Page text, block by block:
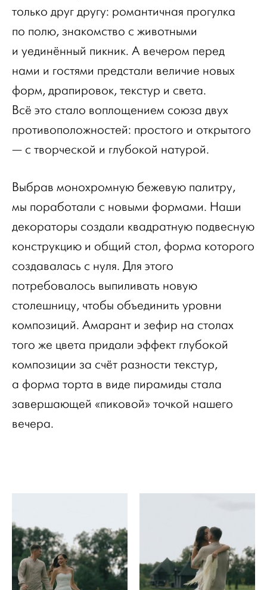
только друг другу: романтичная прогулка
по полю, знакомство с животными
и уединённый пикник. А вечером перед
нами и гостями предстали величие новых
форм, драпировок, текстур и света.
Всё это стало воплощением союза двух
противоположностей: простого и открытого
— с творческой и глубокой натурой.
Выбрав монохромную бежевую палитру,
мы поработали с новыми формами. Наши
декораторы создали квадратную подвесную
конструкцию и общий стол, форма которого
создавалась с нуля. Для этого
потребовалось выпиливать новую
столешницу, чтобы объединить уровни
композиций. Амарант и зефир на столах
того же цвета придали эффект глубокой
композиции за счёт разности текстур,
а форма торта в виде пирамиды стала
завершающей «пиковой» точкой нашего
вечера.